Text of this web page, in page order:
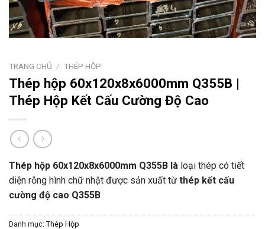
TRANG CHỦ / THÉP HỘP
Thép hộp 60x120x8x6000mm Q355B |
Thép Hộp Kết Cấu Cường Độ Cao
Thép hộp 60x120x8x6000mm Q355B là loại thép có tiết
diện rỗng hình chữ nhật được sản xuất từ thép kết cấu
cường độ cao Q355B
Danh mục: Thép Hộp